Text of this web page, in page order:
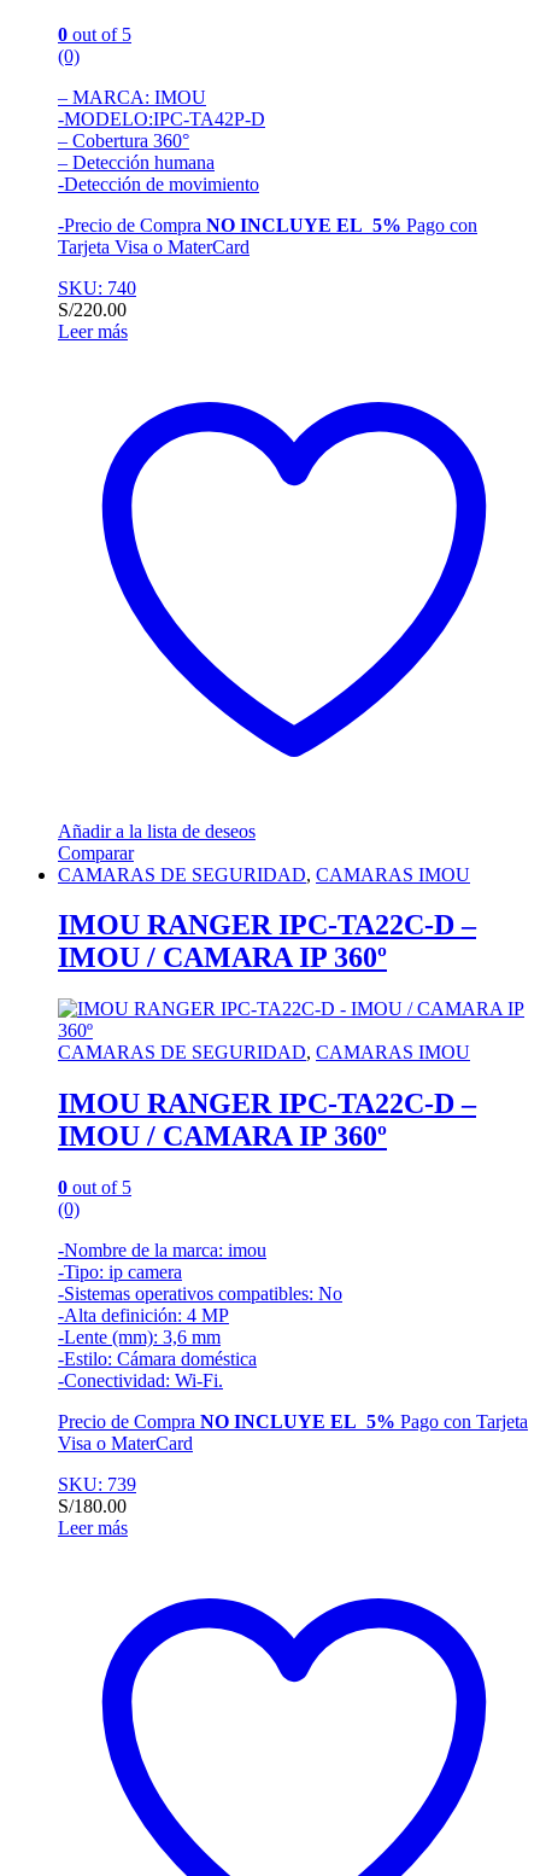
0 out of 5
(0)
– MARCA: IMOU
-MODELO:IPC-TA42P-D
– Cobertura 360°
– Detección humana
-Detección de movimiento
-Precio de Compra NO INCLUYE EL 5% Pago con
Tarjeta Visa o MaterCard
SKU: 740
S/220.00
Leer más
Añadir a la lista de deseos
Comparar
CAMARAS DE SEGURIDAD, CAMARAS IMOU
IMOU RANGER IPC-TA22C-D –
IMOU / CAMARA IP 360º
CAMARAS DE SEGURIDAD, CAMARAS IMOU
IMOU RANGER IPC-TA22C-D –
IMOU / CAMARA IP 360º
0 out of 5
(0)
-Nombre de la marca: imou
-Tipo: ip camera
-Sistemas operativos compatibles: No
-Alta definición: 4 MP
-Lente (mm): 3,6 mm
-Estilo: Cámara doméstica
-Conectividad: Wi-Fi.
Precio de Compra NO INCLUYE EL 5% Pago con Tarjeta
Visa o MaterCard
SKU: 739
S/180.00
Leer más